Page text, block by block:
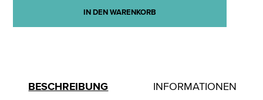
IN DEN WARENKORB
BESCHREIBUNG INFORMATIONEN